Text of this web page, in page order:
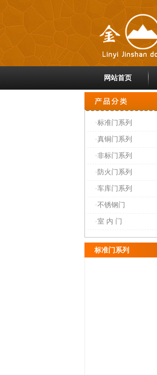
网站首页
·标准门系列
·真铜门系列
·非标门系列
·防火门系列
·车库门系列
·不锈钢门
·室 内 门
标准门系列